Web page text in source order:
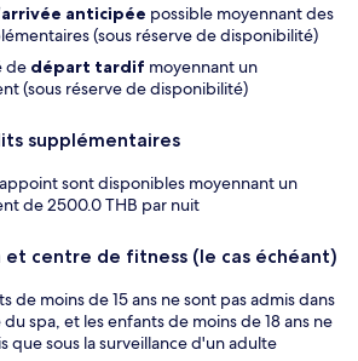
arrivée anticipée possible moyennant des
(sous réserve de disponibilité)
de départ tardif moyennant un
(sous réserve de disponibilité)
supplémentaires
sont disponibles moyennant un
de 2500.0 THB par nuit
et centre de fitness (le cas échéant)
de moins de 15 ans ne sont pas admis dans
spa, et les enfants de moins de 18 ans ne
que sous la surveillance d'un adulte